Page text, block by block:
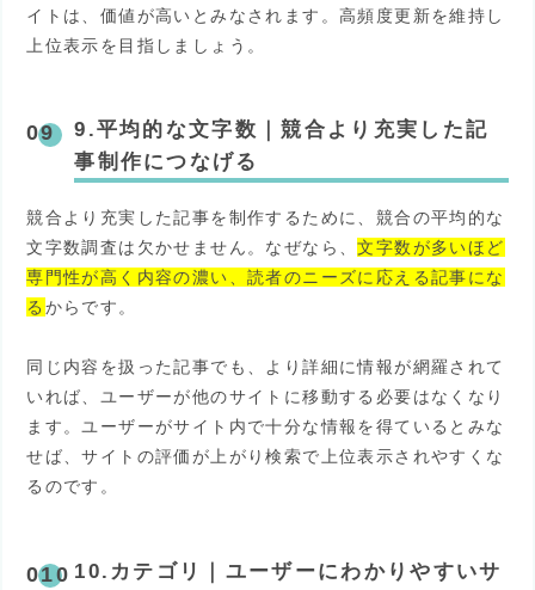
イトは、価値が高いとみなされます。高頻度更新を維持し
上位表示を目指しましょう。
9.平均的な文字数 ｜競合より充実した記
事制作につなげる
競合より充実した記事を制作するために、競合の平均的な
文字数調査は欠かせません。なぜなら、文字数が多いほど
専門性が高く内容の濃い、読者のニーズに応える記事にな
る からです。
同じ内容を扱った記事でも、より詳細に情報が網羅されて
いれば、ユーザーが他のサイトに移動する必要はなくなり
ます。ユーザーがサイト内で十分な情報を得ているとみな
せば、サイトの評価が上がり検索で上位表示されやすくな
るのです。
10.カテゴリ
ユーザーにわかりやすいサ